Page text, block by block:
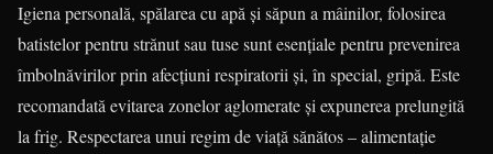
Igiena personală, spălarea cu apă și săpun a mâinilor, folosirea
batistelor pentru strănut sau tuse sunt esențiale pentru prevenirea
îmbolnăvirilor prin afecțiuni respiratorii și, în special, gripă. Este
recomandată evitarea zonelor aglomerate și expunerea prelungită
la frig. Respectarea unui regim de viață sănătos – alimentație